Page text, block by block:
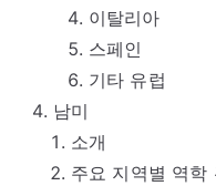
이탈리아
스페인
기타 유럽
남미
소개
주요 지역별 역학